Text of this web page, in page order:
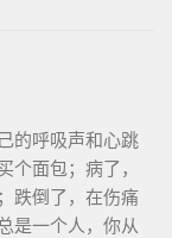
的呼吸声和心跳
个面包；病了，
跌倒了，在伤痛
是一个人，你从